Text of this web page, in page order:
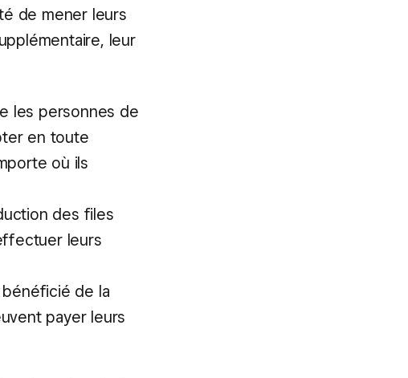
de mener leurs
leur
les personnes de
en toute
où ils
des files
leurs
de la
payer leurs